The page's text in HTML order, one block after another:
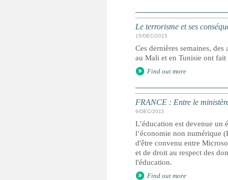
Le terrorisme et ses
15/DEC/2015
Ces dernières semaines,
au Mali et en Tunisie ont fait
Find out more
FRANCE : Entre le
9/DEC/2015
L’éducation est devenue un
l’économie non numérique
d'être convenu entre
et de droit au respect des
l'éducation.
Find out more